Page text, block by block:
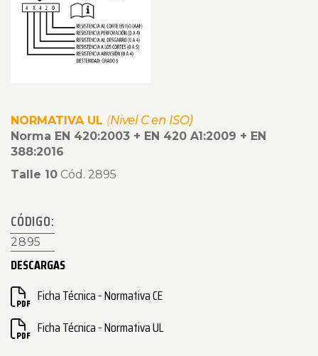
NORMATIVA UL (Nivel C en ISO)
Norma EN 420:2003 + EN 420 A1:2009 + EN
388:2016
Talle 10 Cód. 2895
CÓDIGO:
2895
DESCARGAS
Ficha Técnica - Normativa CE
Ficha Técnica - Normativa UL